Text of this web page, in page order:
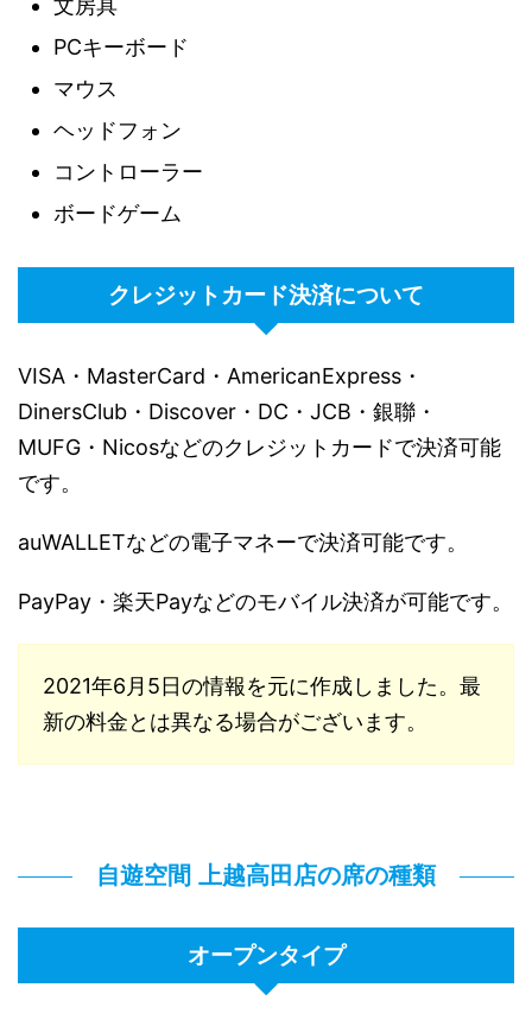
文房具
PCキーボード
マウス
ヘッドフォン
コントローラー
ボードゲーム
クレジットカード決済について
VISA・MasterCard・AmericanExpress・
DinersClub・Discover・DC・JCB・銀聯・
MUFG・Nicosなどのクレジットカードで決済可能
です。
auWALLETなどの電子マネーで決済可能です。
PayPay・楽天Payなどのモバイル決済が可能です。
2021年6月5日の情報を元に作成しました。最
新の料金とは異なる場合がございます。
自遊空間 上越高田店の席の種類
オープンタイプ